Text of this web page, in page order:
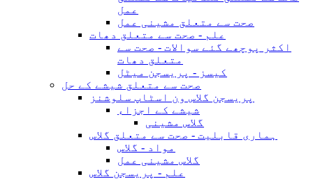
عمل
صحت سے متعلق مشینی عمل
علم - صحت سے متعلق دھات
اکثر پوچھے گئے سوالات - صحت سے
متعلق دھات
کیسز - پریسجن میٹل
صحت سے متعلق شیشے کے حل
پریسجن گلاس ون اسٹاپ سلوشنز
شیشے کے اجزاء
گلاس مشینی
ہماری قابلیت - صحت سے متعلق گلاس
مواد - گلاس
گلاس مشینی عمل
علم - پریسجن گلاس